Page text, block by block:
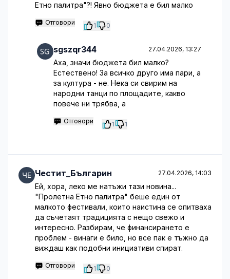
Етно палитра"?! Явно бюджета е бил малко
Отговори 1 0
sgszqr344 27.04.2026, 13:27
Аха, значи бюджета бил малко?
Естествено! За всичко друго има пари, а
за култура - не. Нека си свирим на
народни танци по площадите, какво
повече ни трябва, а
Отговори 1 1
Честит_Българин 27.04.2026, 14:03
Ей, хора, леко ме натъжи тази новина...
"Пролетна Етно палитра" беше един от
малкото фестивали, които наистина се опитваха
да съчетаят традицията с нещо свежо и
интересно. Разбирам, че финансирането е
проблем - винаги е било, но все пак е тъжно да
виждаш как подобни инициативи спират.
Отговори 1 0